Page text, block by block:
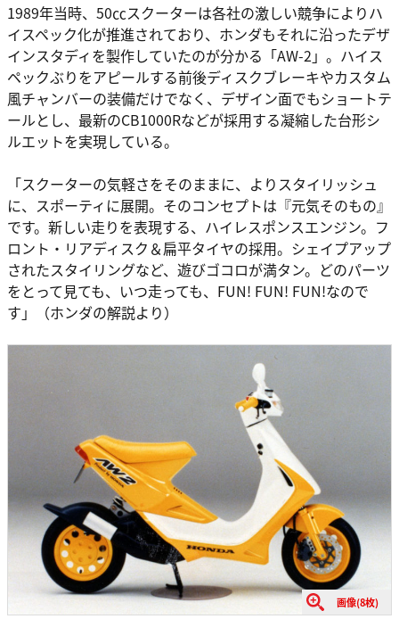
1989年当時、50㏄スクーターは各社の激しい競争によりハ
イスペック化が推進されており、ホンダもそれに沿ったデザ
インスタディを製作していたのが分かる「AW-2」。ハイス
ペックぶりをアピールする前後ディスクブレーキやカスタム
風チャンバーの装備だけでなく、デザイン面でもショートテ
ールとし、最新のCB1000Rなどが採用する凝縮した台形シ
ルエットを実現している。
「スクーターの気軽さをそのままに、よりスタイリッシュ
に、スポーティに展開。そのコンセプトは『元気そのもの』
です。新しい走りを表現する、ハイレスポンスエンジン。フ
ロント・リアディスク＆扁平タイヤの採用。シェイプアップ
されたスタイリングなど、遊びゴコロが満タン。どのパーツ
をとって見ても、いつ走っても、FUN! FUN! FUN!なので
す」（ホンダの解説より）
画像(8枚)